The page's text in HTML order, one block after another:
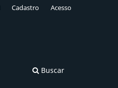
Buscar
Cadastro Acesso